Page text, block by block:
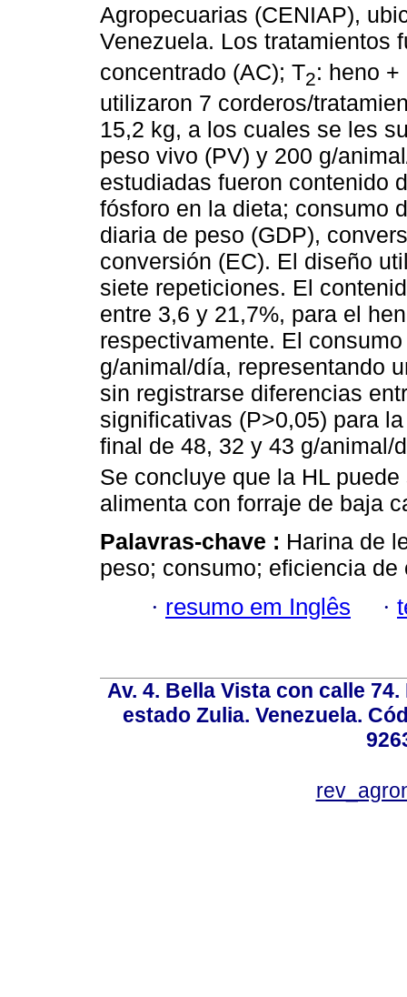
Agropecuarias (CENIAP),
Venezuela. Los tratamientos
concentrado (AC); T2: heno +
utilizaron 7 corderos/
15,2 kg, a los cuales se les
peso vivo (PV) y 200 g/
estudiadas fueron contenido
fósforo en la dieta; consumo
diaria de peso (GDP),
conversión (EC). El diseño
siete repeticiones. El
entre 3,6 y 21,7%, para el
respectivamente. El
g/animal/día, representando
sin registrarse diferencias
significativas (P>0,05) para
final de 48, 32 y 43 g/animal/
Se concluye que la HL
alimenta con forraje de baja
Palavras-chave : Harina de
peso; consumo; eficiencia de
· resumo em Inglês ·
Av. 4. Bella Vista con calle
estado Zulia. Venezuela.